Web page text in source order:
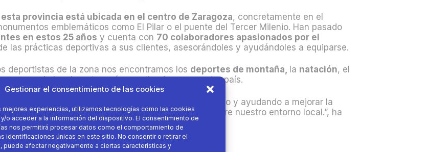
Gestionar el consentimiento de las cookies
mejores experiencias, utilizamos tecnologías como las cookies
y/o acceder a la información del dispositivo. El consentimiento de
nos permitirá procesar datos como el comportamiento de
identificaciones únicas en este sitio. No consentir o retirar el
puede afectar negativamente a ciertas características y
provincia está ubicada en el centro de Zaragoza, concretamente en el
emblemáticos como El Pilar o el puente del Tercer Milenio. Han pasado
en estos 25 años y cuenta con 70 colaboradores apasionados por el
las prácticas deportivas a sus clientes, asesorándoles y ayudándoles a equiparse.
deportistas de la zona nos encontramos los deportes de montaña, la natación, el
, uno de los deportes más practicados en nuestro país.
deportistas. Llevamos veinticinco años disfrutando y ayudando a mejorar la
deporte y con una responsabilidad muy fuerte sobre nuestro entorno local.”, ha
Zaragoza.